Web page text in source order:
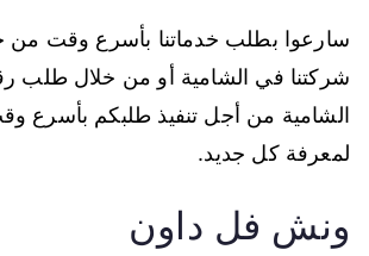
سارعوا بطلب خدماتنا بأسرع وقت من
شركتنا في الشامية أو من خلال طلب
الشامية من أجل تنفيذ طلبكم بأسرع
لمعرفة كل جديد.
ونش فل داون